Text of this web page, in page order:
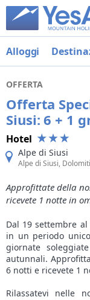
Alloggi
OFFERTA
Offerta
Siusi: 6 + 1
Hotel
Alpe di Siusi
Alpe di Siusi,
Approfittate della
ricevete 1 notte in
Dal 19 settembre al
in un periodo
giornate
autunnali.
6 notti e ricevete 1
Rilassatevi nelle